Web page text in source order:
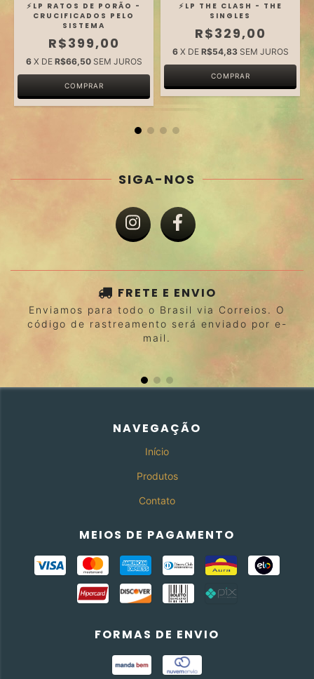
⚡️LP RATOS DE PORÃO -
CRUCIFICADOS PELO
SISTEMA
R$399,00
6 X DE R$66,50 SEM JUROS
⚡️LP THE CLASH - THE
SINGLES
R$329,00
6 X DE R$54,83 SEM JUROS
SIGA-NOS
FRETE E ENVIO
Enviamos para todo o Brasil via Correios. O
código de rastreamento será enviado por e-
mail.
NAVEGAÇÃO
Início
Produtos
Contato
MEIOS DE PAGAMENTO
FORMAS DE ENVIO